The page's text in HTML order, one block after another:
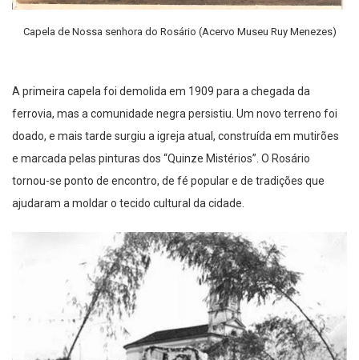
Capela de Nossa senhora do Rosário (Acervo Museu Ruy Menezes)
ferrovia, mas a comunidade negra persistiu. Um novo terreno foi
doado, e mais tarde surgiu a igreja atual, construída em mutirões
e marcada pelas pinturas dos “Quinze Mistérios”. O Rosário
tornou-se ponto de encontro, de fé popular e de tradições que
ajudaram a moldar o tecido cultural da cidade.